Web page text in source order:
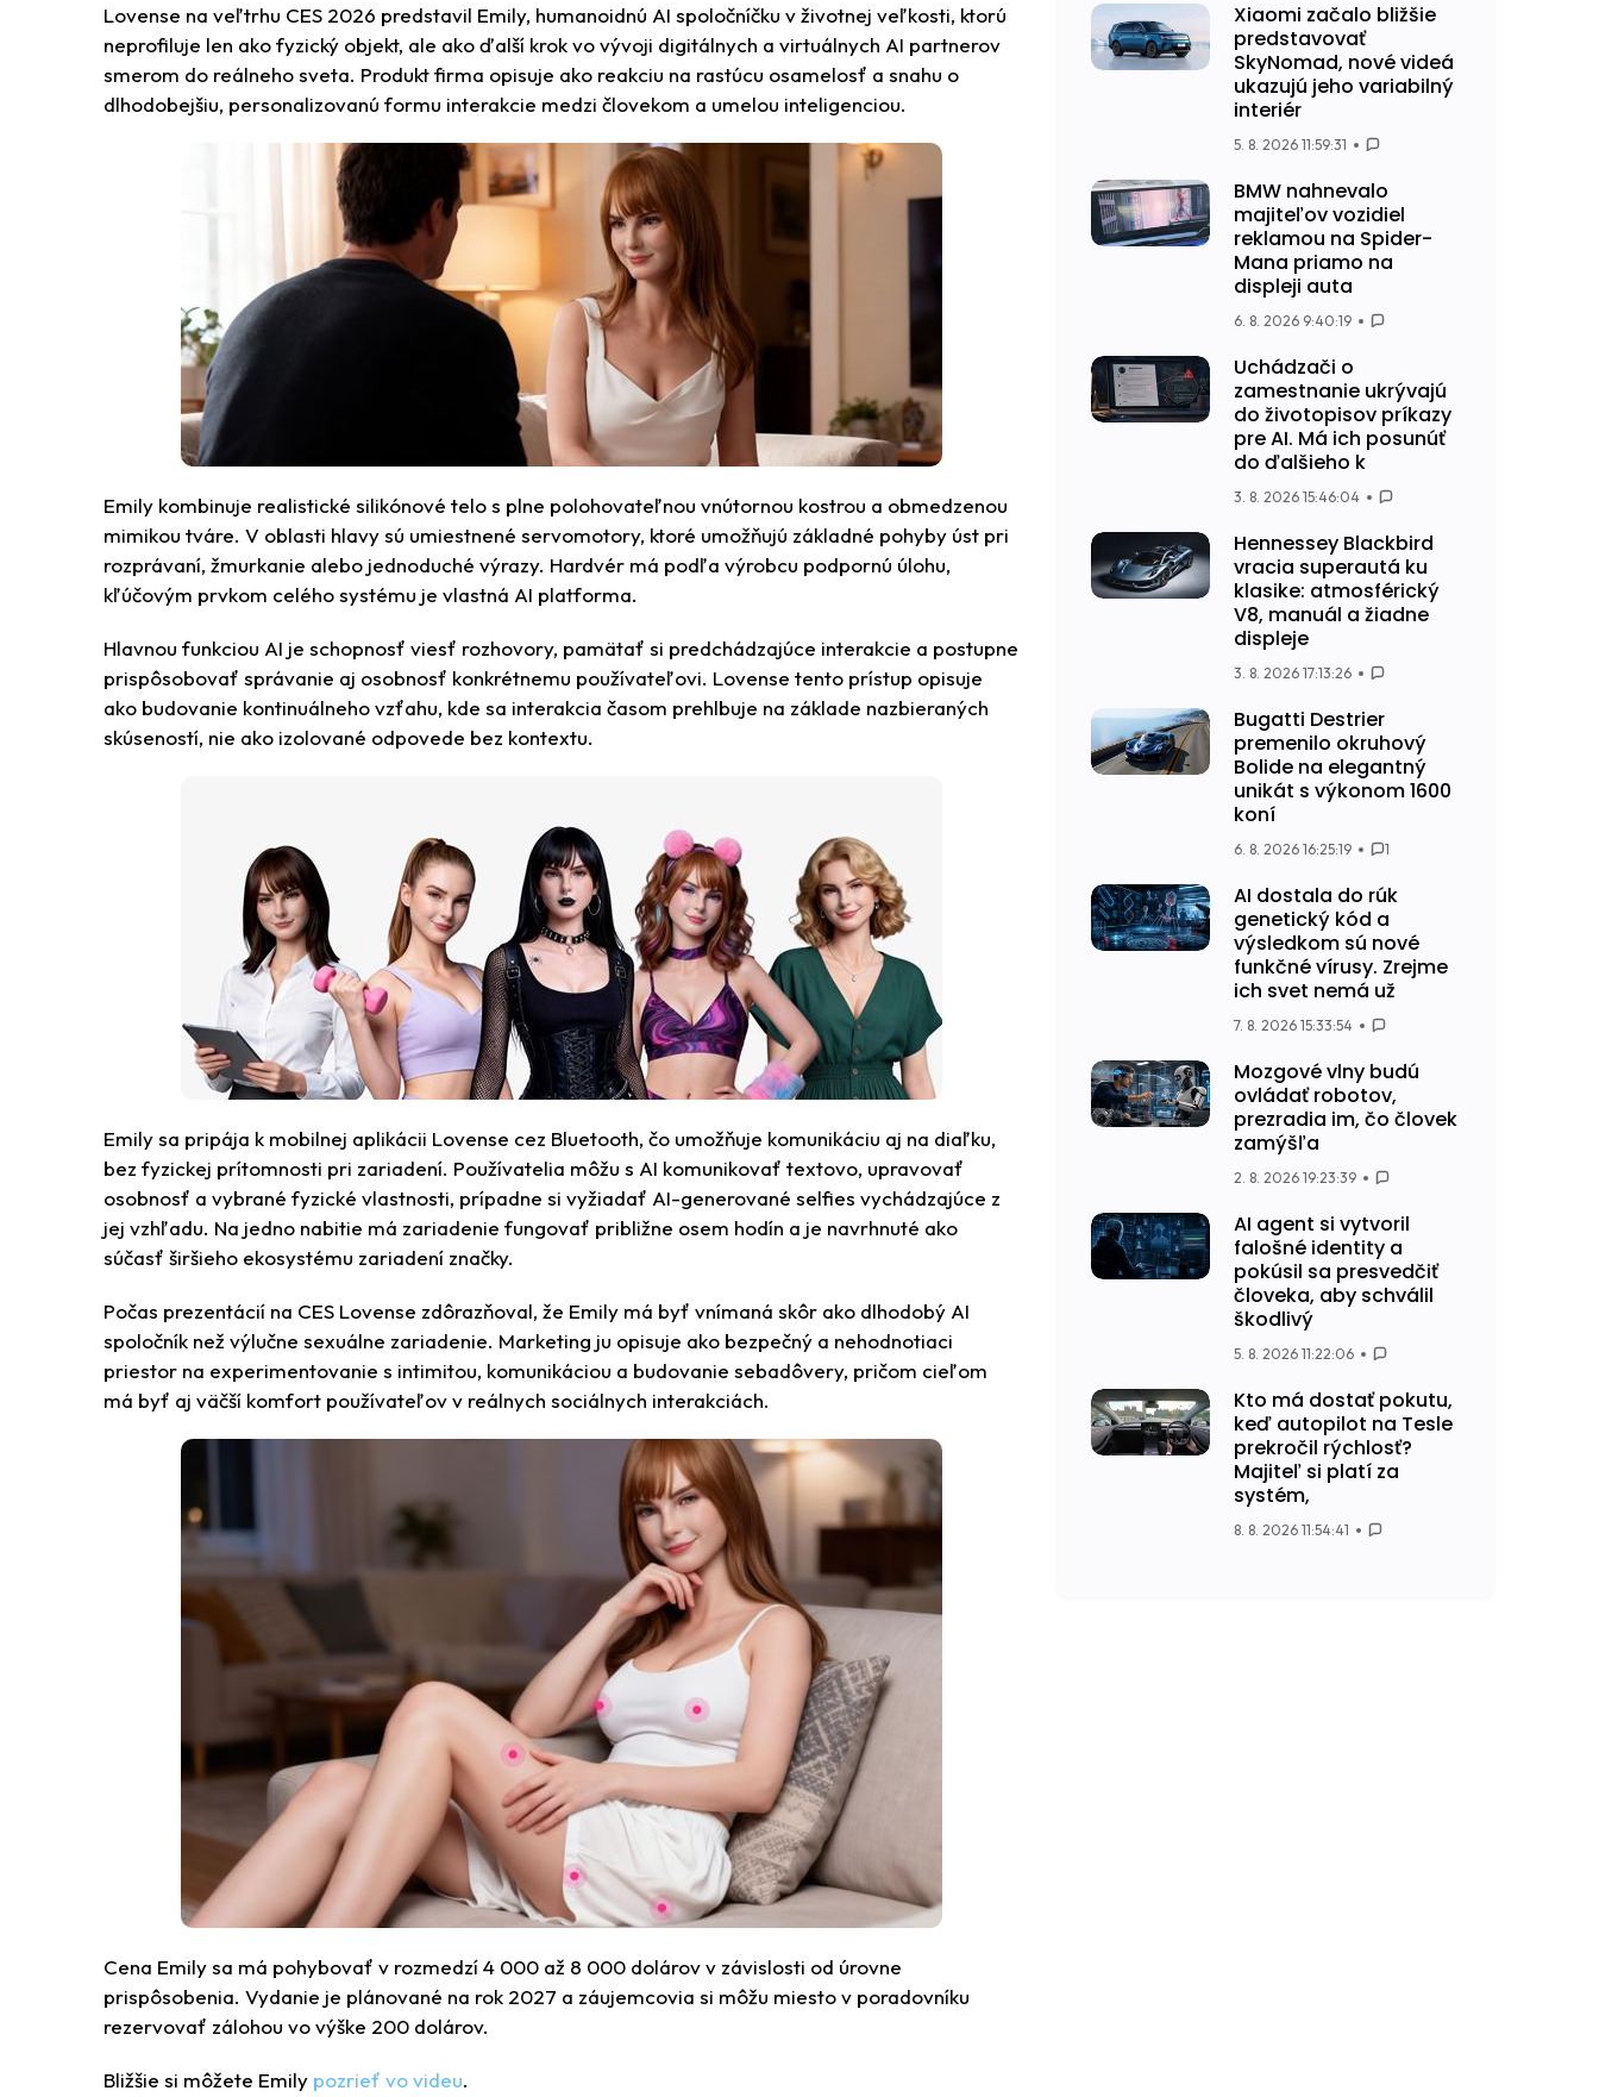
Lovense na veľtrhu CES 2026 predstavil Emily, humanoidnú AI spoločníčku v životnej veľkosti, ktorú
neprofiluje len ako fyzický objekt, ale ako ďalší krok vo vývoji digitálnych a virtuálnych AI partnerov
smerom do reálneho sveta. Produkt firma opisuje ako reakciu na rastúcu osamelosť a snahu o
dlhodobejšiu, personalizovanú formu interakcie medzi človekom a umelou inteligenciou.
Emily kombinuje realistické silikónové telo s plne polohovateľnou vnútornou kostrou a obmedzenou
mimikou tváre. V oblasti hlavy sú umiestnené servomotory, ktoré umožňujú základné pohyby úst pri
rozprávaní, žmurkanie alebo jednoduché výrazy. Hardvér má podľa výrobcu podpornú úlohu,
kľúčovým prvkom celého systému je vlastná AI platforma.
Hlavnou funkciou AI je schopnosť viesť rozhovory, pamätať si predchádzajúce interakcie a postupne
prispôsobovať správanie aj osobnosť konkrétnemu používateľovi. Lovense tento prístup opisuje
ako budovanie kontinuálneho vzťahu, kde sa interakcia časom prehlbuje na základe nazbieraných
skúseností, nie ako izolované odpovede bez kontextu.
Emily sa pripája k mobilnej aplikácii Lovense cez Bluetooth, čo umožňuje komunikáciu aj na diaľku,
bez fyzickej prítomnosti pri zariadení. Používatelia môžu s AI komunikovať textovo, upravovať
osobnosť a vybrané fyzické vlastnosti, prípadne si vyžiadať AI-generované selfies vychádzajúce z
jej vzhľadu. Na jedno nabitie má zariadenie fungovať približne osem hodín a je navrhnuté ako
súčasť širšieho ekosystému zariadení značky.
Počas prezentácií na CES Lovense zdôrazňoval, že Emily má byť vnímaná skôr ako dlhodobý AI
spoločník než výlučne sexuálne zariadenie. Marketing ju opisuje ako bezpečný a nehodnotiaci
priestor na experimentovanie s intimitou, komunikáciou a budovanie sebadôvery, pričom cieľom
má byť aj väčší komfort používateľov v reálnych sociálnych interakciách.
Cena Emily sa má pohybovať v rozmedzí 4 000 až 8 000 dolárov v závislosti od úrovne
prispôsobenia. Vydanie je plánované na rok 2027 a záujemcovia si môžu miesto v poradovníku
rezervovať zálohou vo výške 200 dolárov.
Bližšie si môžete Emily pozrieť vo videu.
Xiaomi začalo bližšie
predstavovať
SkyNomad, nové videá
ukazujú jeho variabilný
interiér
5. 8. 2026 11:59:31
BMW nahnevalo
majiteľov vozidiel
reklamou na Spider-
Mana priamo na
displeji auta
6. 8. 2026 9:40:19
Uchádzači o
zamestnanie ukrývajú
do životopisov príkazy
pre AI. Má ich posunúť
do ďalšieho k
3. 8. 2026 15:46:04
Hennessey Blackbird
vracia superautá ku
klasike: atmosférický
V8, manuál a žiadne
displeje
3. 8. 2026 17:13:26
Bugatti Destrier
premenilo okruhový
Bolide na elegantný
unikát s výkonom 1600
koní
6. 8. 2026 16:25:19 1
AI dostala do rúk
genetický kód a
výsledkom sú nové
funkčné vírusy. Zrejme
ich svet nemá už
7. 8. 2026 15:33:54
Mozgové vlny budú
ovládať robotov,
prezradia im, čo človek
zamýšľa
2. 8. 2026 19:23:39
AI agent si vytvoril
falošné identity a
pokúsil sa presvedčiť
človeka, aby schválil
škodlivý
5. 8. 2026 11:22:06
Kto má dostať pokutu,
keď autopilot na Tesle
prekročil rýchlosť?
Majiteľ si platí za
systém,
8. 8. 2026 11:54:41